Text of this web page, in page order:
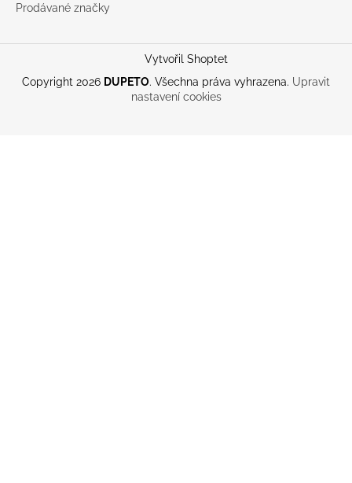
Prodávané značky
Vytvořil Shoptet
Copyright 2026 DUPETO. Všechna práva vyhrazena. Upravit
nastavení cookies